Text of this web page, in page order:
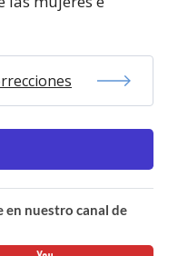
en nuestro canal de